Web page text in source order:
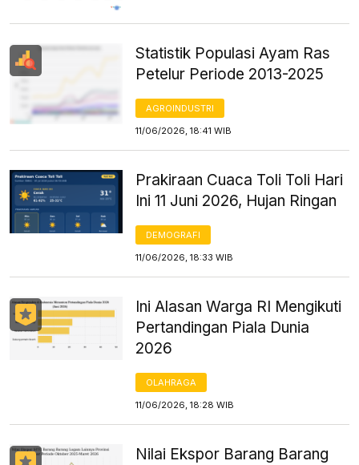
Statistik Populasi Ayam Ras
Petelur Periode 2013-2025
AGROINDUSTRI
11/06/2026, 18:41 WIB
Prakiraan Cuaca Toli Toli Hari
Ini 11 Juni 2026, Hujan Ringan
DEMOGRAFI
11/06/2026, 18:33 WIB
Ini Alasan Warga RI Mengikuti
Pertandingan Piala Dunia
2026
OLAHRAGA
11/06/2026, 18:28 WIB
Nilai Ekspor Barang Barang